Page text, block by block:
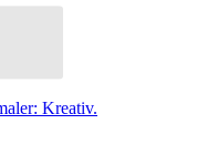
Kreativ.